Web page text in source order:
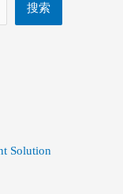
搜索
Solution